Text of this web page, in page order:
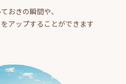
おきの瞬間や、
アップすることができます